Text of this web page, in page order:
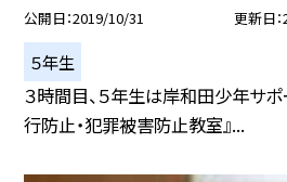
公開日 2019/10/31 更新日
５年生
３時間目、５年生は岸和田少年サポ
行防止・犯罪被害防止教室』...